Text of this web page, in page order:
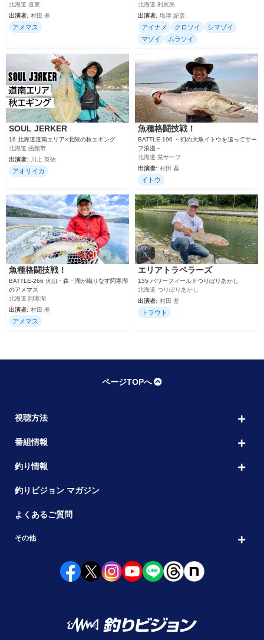
北海道 道東
出演者: 村田 基
アメマス
北海道 利尻島
出演者: 塩津 紀彦
アイナメ クロソイ
シマゾイ
マゾイ
ムラソイ
SOUL JERKER
16 北海道道南エリア×北限の秋エギング
北海道 函館市
出演者: 川上 英佑
アオリイカ
魚種格闘技戦！
BATTLE-196 ～幻の大魚イトウを追ってサー
フ浪漫～
北海道 某サーフ
出演者: 村田 基
イトウ
魚種格闘技戦！
BATTLE-266 火山・森・湖が織りなす阿寒湖
のアメマス
北海道 阿寒湖
出演者: 村田 基
アメマス
エリアトラベラーズ
135 パワーフィールドつりぼりあかし
北海道 つりぼりあかし
出演者: 村田 基
トラウト
ページTOPへ
視聴方法
番組情報
釣り情報
釣りビジョン マガジン
よくあるご質問
その他